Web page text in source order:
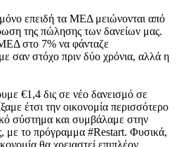
επειδή τα ΜΕΔ μειώνονται από
της πώλησης των δανείων μας.
στο 7% να φάνταζε
σαν στόχο πριν δύο χρόνια, αλλά η
€1,4 δις σε νέο δανεισμό σε
έτσι την οικονομία περισσότερο
σύστημα και συμβάλαμε στην
με το πρόγραμμα #Restart. Φυσικά,
θα χρειαστεί επιπλέον